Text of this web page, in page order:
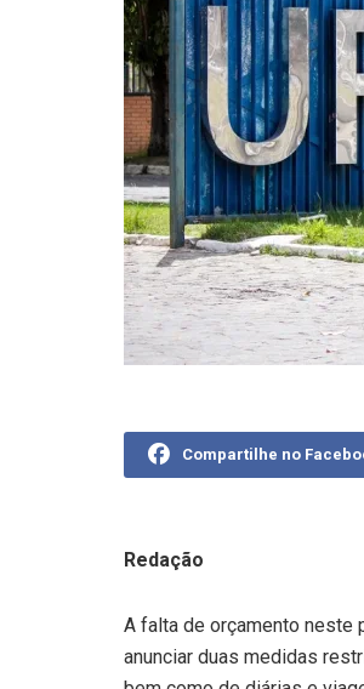
Compartilhe no
Redação
A falta de orçamento neste
anunciar duas medidas